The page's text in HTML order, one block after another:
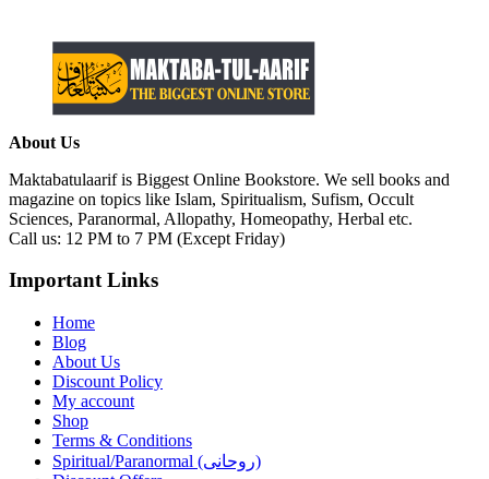
About Us
Maktabatulaarif is Biggest Online Bookstore. We sell books and
magazine on topics like Islam, Spiritualism, Sufism, Occult
Sciences, Paranormal, Allopathy, Homeopathy, Herbal etc.
Call us: 12 PM to 7 PM (Except Friday)
Important Links
Home
Blog
About Us
Discount Policy
My account
Shop
Terms & Conditions
Spiritual/Paranormal (روحانی)